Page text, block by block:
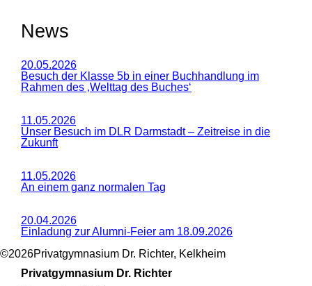
News
20.05.2026
Besuch der Klasse 5b in einer Buchhandlung im
Rahmen des ‚Welttag des Buches‘
11.05.2026
Unser Besuch im DLR Darmstadt – Zeitreise in die
Zukunft
11.05.2026
An einem ganz normalen Tag
20.04.2026
Einladung zur Alumni-Feier am 18.09.2026
©2026Privatgymnasium Dr. Richter, Kelkheim
Privatgymnasium Dr. Richter